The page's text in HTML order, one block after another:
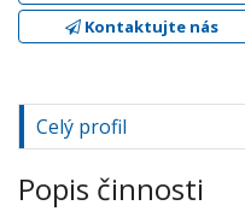
Kontaktujte nás
Celý profil
Popis činnosti